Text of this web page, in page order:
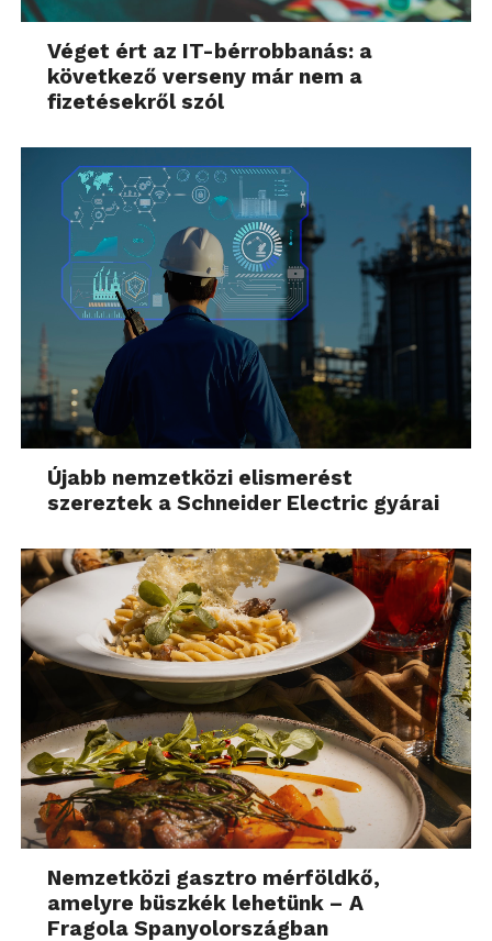
Véget ért az IT-bérrobbanás: a
következő verseny már nem a
fizetésekről szól
Újabb nemzetközi elismerést
szereztek a Schneider Electric gyárai
Nemzetközi gasztro mérföldkő,
amelyre büszkék lehetünk – A
Fragola Spanyolországban